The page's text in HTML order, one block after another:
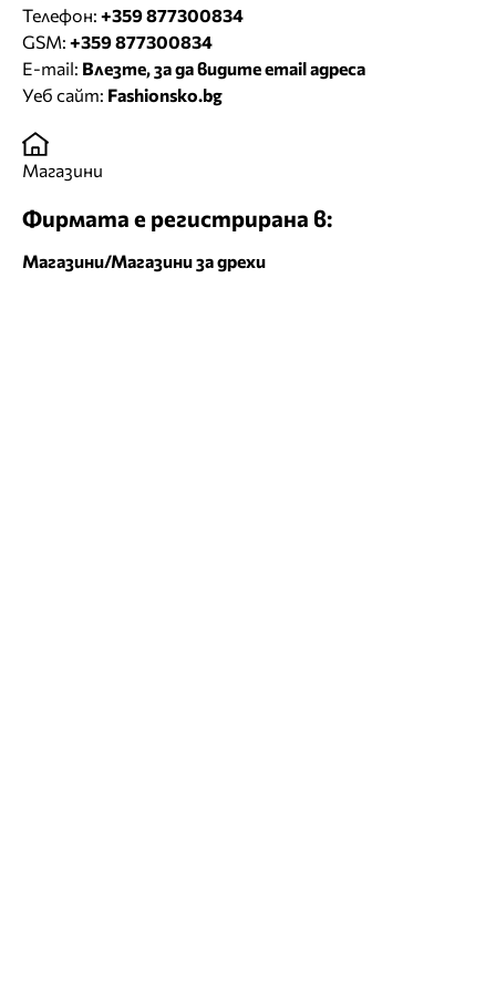
Телефон: +359 877300834
GSM: +359 877300834
E-mail: Влезте, за да видите email адреса
Уеб сайт: Fashionsko.bg
Магазини
Фирмата е регистрирана в:
Магазини/Магазини за дрехи